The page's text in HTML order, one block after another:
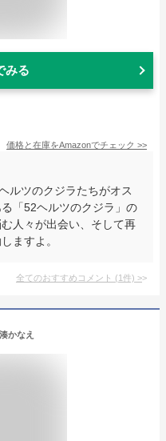
みる
価格と在庫をAmazonでチェック >>
ルツのクジラたちがオス
「52ヘルツのクジラ」の
人々が出会い、そして再
ますよ。
全てのおすすめコメント (1件) >
かなえ